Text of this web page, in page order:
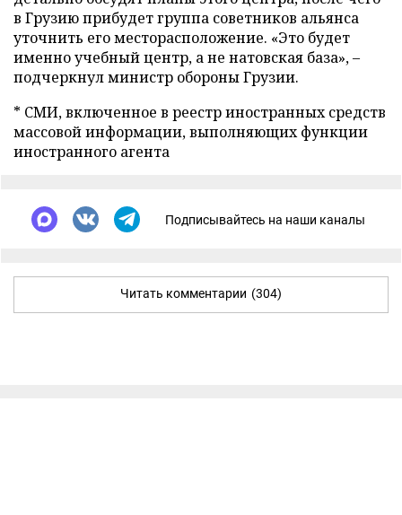
в Грузию прибудет группа советников альянса
уточнить его месторасположение. «Это будет
именно учебный центр, а не натовская база», –
подчеркнул министр обороны Грузии.
* СМИ, включенное в реестр иностранных средств
массовой информации, выполняющих функции
иностранного агента
Подписывайтесь на наши каналы
Читать комментарии (304)